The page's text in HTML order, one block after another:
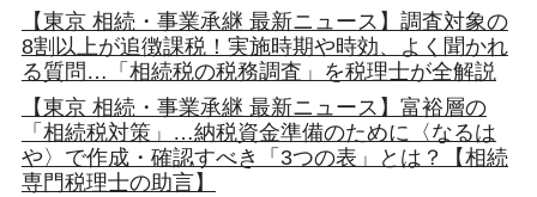
【東京 相続・事業承継 最新ニュース】調査対象の
8割以上が追徴課税！実施時期や時効、よく聞かれ
る質問…「相続税の税務調査」を税理士が全解説
【東京 相続・事業承継 最新ニュース】富裕層の
「相続税対策」…納税資金準備のために〈なるは
や〉で作成・確認すべき「3つの表」とは？【相続
専門税理士の助言】